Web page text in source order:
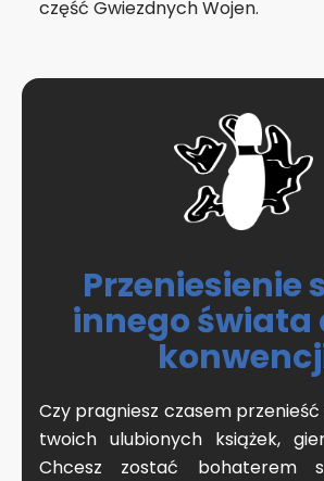
część Gwiezdnych Wojen.
Przeniesienie
innego świata
Czy pragniesz czasem
twoich ulubionych książek,
Chcesz zostać bohaterem